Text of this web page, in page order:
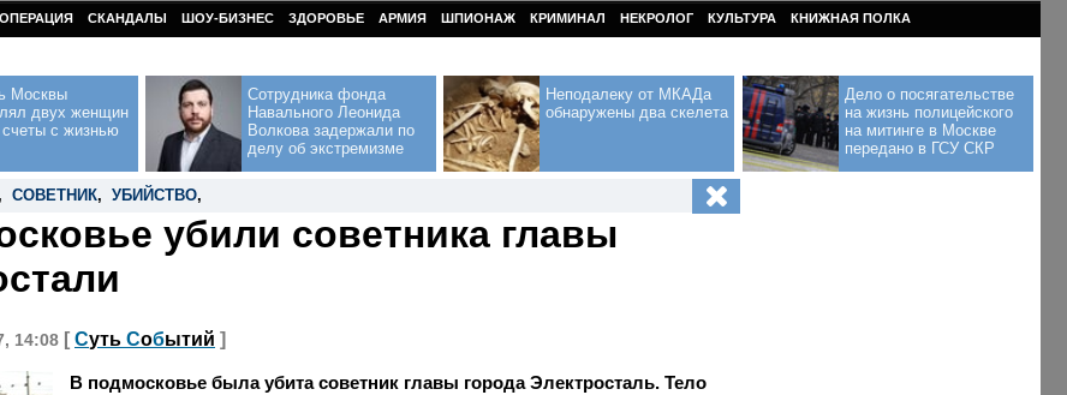
СКАНДАЛЫ ШОУ-БИЗНЕС ЗДОРОВЬЕ АРМИЯ ШПИОНАЖ КРИМИНАЛ НЕКРОЛОГ КУЛЬТУРА КНИЖНАЯ ПОЛКА
Москвы
двух женщин
счеты с жизнью
Сотрудника фонда
Навального Леонида
Волкова задержали по
делу об экстремизме
Неподалеку от МКАДа
обнаружены два скелета
Дело о посягательстве
на жизнь полицейского
на митинге в Москве
передано в ГСУ СКР
, СОВЕТНИК, УБИЙСТВО,
убили советника главы
14:08 [ Суть Событий ]
В подмосковье была убита советник главы города Электросталь. Тело